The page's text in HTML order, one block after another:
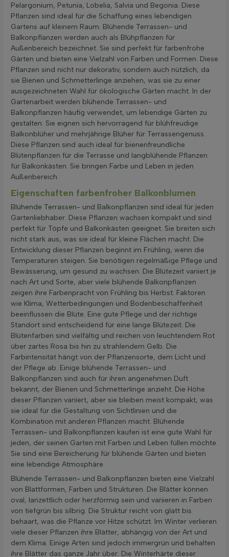
Pelargonium, Petunia, Lobelia, Salvia und Begonia. Diese
Pflanzen sind ideal für die Schaffung eines lebendigen
Gartens auf kleinem Raum. Blühende Terrassen- und
Balkonpflanzen werden auch als Blühpflanzen für
Außenbereich bezeichnet. Sie sind perfekt für farbenfrohe
Gärten und bieten eine Vielzahl von Farben und Formen. Diese
Pflanzen sind nicht nur dekorativ, sondern auch nützlich, da
sie Bienen und Schmetterlinge anziehen, was sie zu einer
ausgezeichneten Wahl für ökologische Gärten macht. In der
Gartenarbeit werden blühende Terrassen- und
Balkonpflanzen häufig verwendet, um lebendige Gärten zu
gestalten. Sie eignen sich hervorragend für blühfreudige
Balkonblüher und mehrjährige Blüher für Terrassengenuss.
Diese Pflanzen sind auch ideal für bienenfreundliche
Blütenpflanzen für die Terrasse und langblühende Pflanzen
für Balkonkästen. Sie bringen Farbe und Leben in jeden
Außenbereich.
Eigenschaften farbenfroher Balkonblumen
Blühende Terrassen- und Balkonpflanzen sind ideal für jeden
Gartenliebhaber. Diese Pflanzen wachsen kompakt und sind
perfekt für Töpfe und Balkonkästen geeignet. Sie breiten sich
nicht stark aus, was sie ideal für kleine Flächen macht. Die
Entwicklung dieser Pflanzen beginnt im Frühling, wenn die
Temperaturen steigen. Sie benötigen regelmäßige Pflege und
Bewässerung, um gesund zu wachsen. Die Blütezeit variiert je
nach Art und Sorte, aber viele blühende Balkonpflanzen
zeigen ihre Farbenpracht von Frühling bis Herbst. Faktoren
wie Klima, Wetterbedingungen und Bodenbeschaffenheit
beeinflussen die Blüte. Eine gute Pflege und der richtige
Standort sind entscheidend für eine lange Blütezeit. Die
Blütenfarben sind vielfältig und reichen von leuchtendem Rot
über zartes Rosa bis hin zu strahlendem Gelb. Die
Farbintensität hängt von der Pflanzensorte, dem Licht und
der Pflege ab. Einige blühende Terrassen- und
Balkonpflanzen sind auch für ihren angenehmen Duft
bekannt, der Bienen und Schmetterlinge anzieht. Die Höhe
dieser Pflanzen variiert, aber sie bleiben meist kompakt, was
sie ideal für die Gestaltung von Sichtlinien und die
Kombination mit anderen Pflanzen macht. Blühende
Terrassen- und Balkonpflanzen kaufen ist eine gute Wahl für
jeden, der seinen Garten mit Farben und Leben füllen möchte.
Sie sind eine Bereicherung für blühende Gärten und bieten
eine lebendige Atmosphäre.
Blühende Terrassen- und Balkonpflanzen bieten eine Vielzahl
von Blattformen, Farben und Strukturen. Die Blätter können
oval, lanzettlich oder herzförmig sein und variieren in Farben
von tiefgrün bis silbrig. Die Struktur reicht von glatt bis
behaart, was die Pflanze vor Hitze schützt. Im Winter verlieren
viele dieser Pflanzen ihre Blätter, abhängig von der Art und
dem Klima. Einige Arten sind jedoch immergrün und behalten
ihre Blätter das ganze Jahr über. Die Winterhärte dieser